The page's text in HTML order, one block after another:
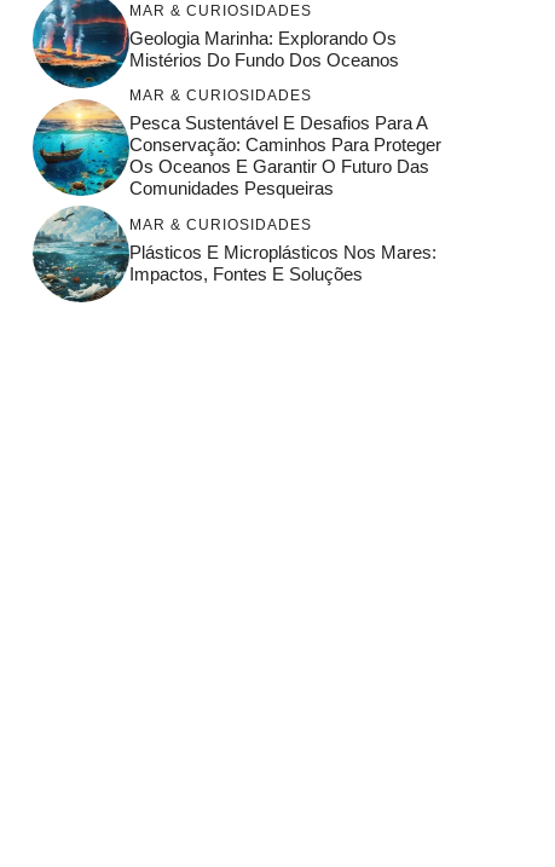
MAR & CURIOSIDADES
Geologia Marinha: Explorando Os
Mistérios Do Fundo Dos Oceanos
MAR & CURIOSIDADES
Pesca Sustentável E Desafios Para A
Conservação: Caminhos Para Proteger
Os Oceanos E Garantir O Futuro Das
Comunidades Pesqueiras
MAR & CURIOSIDADES
Plásticos E Microplásticos Nos Mares:
Impactos, Fontes E Soluções